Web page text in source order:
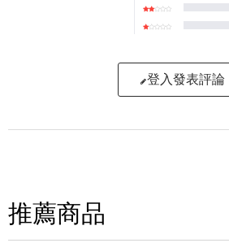
登入發表評論
推薦商品